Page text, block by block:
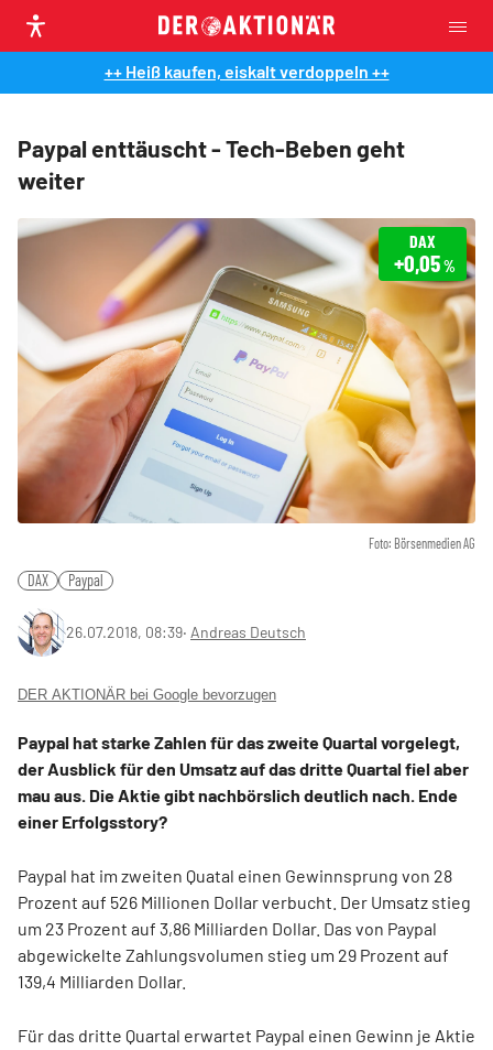
++ Heiß kaufen, eiskalt verdoppeln ++
Paypal enttäuscht - Tech-Beben geht
weiter
Foto: Börsenmedien AG
DAX
+0,05%
DAX Paypal
26.07.2018, 08:39‧ Andreas Deutsch
DER AKTIONÄR bei Google bevorzugen
Paypal hat starke Zahlen für das zweite Quartal vorgelegt,
der Ausblick für den Umsatz auf das dritte Quartal fiel aber
mau aus. Die Aktie gibt nachbörslich deutlich nach. Ende
einer Erfolgsstory?
Paypal hat im zweiten Quatal einen Gewinnsprung von 28
Prozent auf 526 Millionen Dollar verbucht. Der Umsatz stieg
um 23 Prozent auf 3,86 Milliarden Dollar. Das von Paypal
abgewickelte Zahlungsvolumen stieg um 29 Prozent auf
139,4 Milliarden Dollar.
Für das dritte Quartal erwartet Paypal einen Gewinn je Aktie